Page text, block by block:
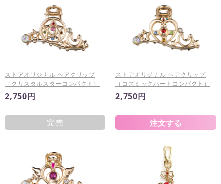
ストアオリジナル ヘアクリップ
（クリスタルスターコンパクト）
2,750円
完売
ストアオリジナル ヘアクリップ
（コズミックハートコンパクト）
2,750円